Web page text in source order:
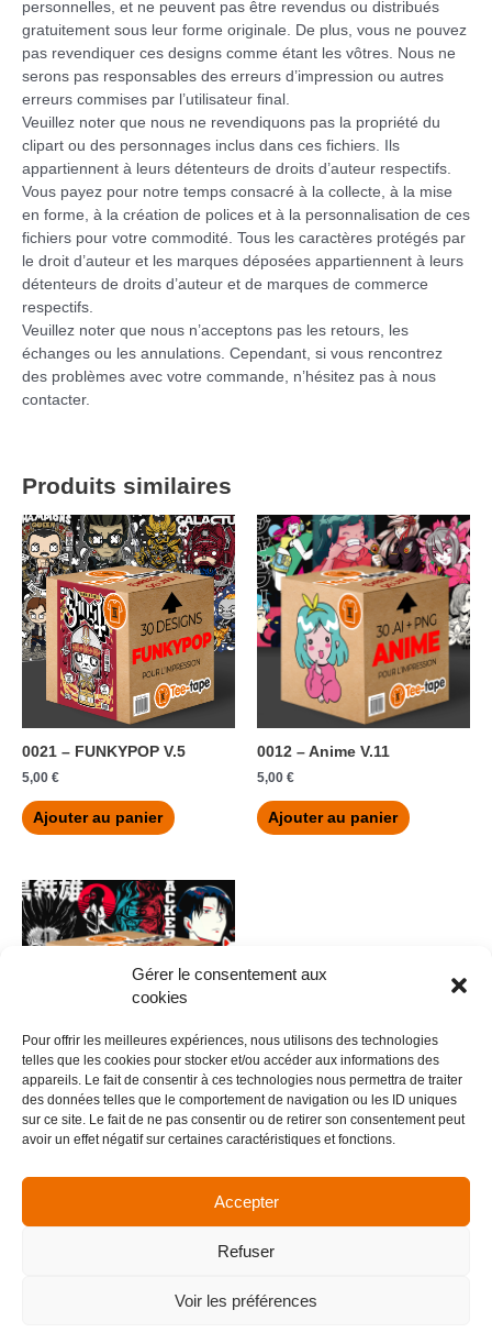
Gérer le consentement aux
cookies
Pour offrir les meilleures expériences, nous utilisons des technologies
telles que les cookies pour stocker et/ou accéder aux informations des
appareils. Le fait de consentir à ces technologies nous permettra de traiter
des données telles que le comportement de navigation ou les ID uniques
sur ce site. Le fait de ne pas consentir ou de retirer son consentement peut
avoir un effet négatif sur certaines caractéristiques et fonctions.
Accepter
Refuser
Voir les préférences
personnelles, et ne peuvent pas être revendus ou distribués
gratuitement sous leur forme originale. De plus, vous ne pouvez
pas revendiquer ces designs comme étant les vôtres. Nous ne
serons pas responsables des erreurs d’impression ou autres
erreurs commises par l’utilisateur final.
Veuillez noter que nous ne revendiquons pas la propriété du
clipart ou des personnages inclus dans ces fichiers. Ils
appartiennent à leurs détenteurs de droits d’auteur respectifs.
Vous payez pour notre temps consacré à la collecte, à la mise
en forme, à la création de polices et à la personnalisation de ces
fichiers pour votre commodité. Tous les caractères protégés par
le droit d’auteur et les marques déposées appartiennent à leurs
détenteurs de droits d’auteur et de marques de commerce
respectifs.
Veuillez noter que nous n’acceptons pas les retours, les
échanges ou les annulations. Cependant, si vous rencontrez
des problèmes avec votre commande, n’hésitez pas à nous
contacter.
Produits similaires
0021 – FUNKYPOP V.5
5,00 €
Ajouter au panier
0012 – Anime V.11
5,00 €
Ajouter au panier
0009 – Anime V.8
5,00 €
Ajouter au panier
Menu